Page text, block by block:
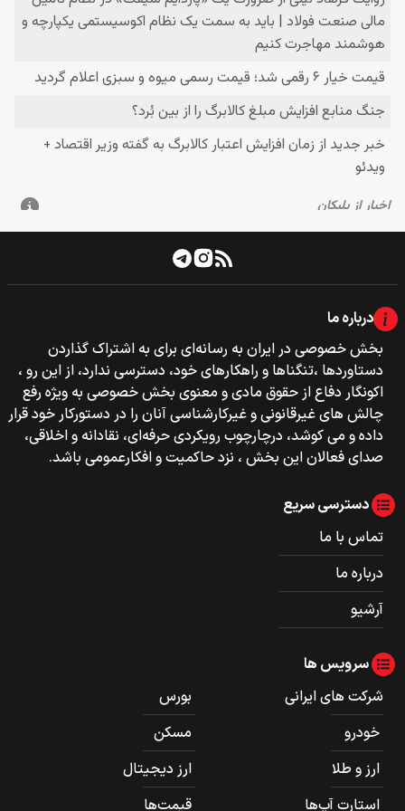
درباره ما
بخش خصوصی‌‌ در ایران به رسانه‌ای برای به اشتراک گذاردن
دستاوردها ،تنگناها و راهکارهای خود، دسترسی ندارد، از این رو ،
اکونگار دفاع از حقوق مادی و معنوی بخش خصوصی به ویژه رفع
چالش های غیرقانونی و غیرکارشناسی آنان را در دستورکار خود قرار
داده و می کوشد، درچارچوب رویکردی حرفه‌ای، نقادانه و اخلاقی،
صدای فعالان این بخش ، نزد حاکمیت و افکارعمومی باشد.
دسترسی سریع
تماس با ما
درباره ما
آرشیو
سرویس ها
شرکت های ایرانی
بورس
خودرو
مسکن
ارز و طلا
ارز دیجیتال
استارت آپ‌ها
قیمت‌ها